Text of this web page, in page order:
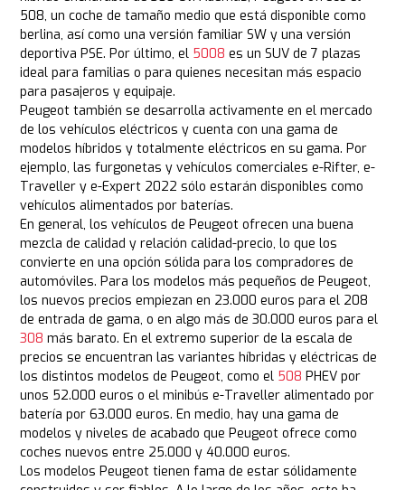
508, un coche de tamaño medio que está disponible como
berlina, así como una versión familiar SW y una versión
deportiva PSE. Por último, el 5008 es un SUV de 7 plazas
ideal para familias o para quienes necesitan más espacio
para pasajeros y equipaje.
Peugeot también se desarrolla activamente en el mercado
de los vehículos eléctricos y cuenta con una gama de
modelos híbridos y totalmente eléctricos en su gama. Por
ejemplo, las furgonetas y vehículos comerciales e-Rifter, e-
Traveller y e-Expert 2022 sólo estarán disponibles como
vehículos alimentados por baterías.
En general, los vehículos de Peugeot ofrecen una buena
mezcla de calidad y relación calidad-precio, lo que los
convierte en una opción sólida para los compradores de
automóviles. Para los modelos más pequeños de Peugeot,
los nuevos precios empiezan en 23.000 euros para el 208
de entrada de gama, o en algo más de 30.000 euros para el
308 más barato. En el extremo superior de la escala de
precios se encuentran las variantes híbridas y eléctricas de
los distintos modelos de Peugeot, como el 508 PHEV por
unos 52.000 euros o el minibús e-Traveller alimentado por
batería por 63.000 euros. En medio, hay una gama de
modelos y niveles de acabado que Peugeot ofrece como
coches nuevos entre 25.000 y 40.000 euros.
Los modelos Peugeot tienen fama de estar sólidamente